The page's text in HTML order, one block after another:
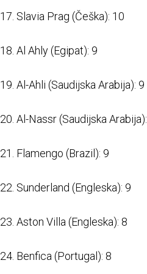
17. Slavia Prag (Češka): 10
18. Al Ahly (Egipat): 9
19. Al-Ahli (Saudijska Arabija): 9
20. Al-Nassr (Saudijska
21. Flamengo (Brazil): 9
22. Sunderland (Engleska): 9
23. Aston Villa (Engleska): 8
24. Benfica (Portugal): 8